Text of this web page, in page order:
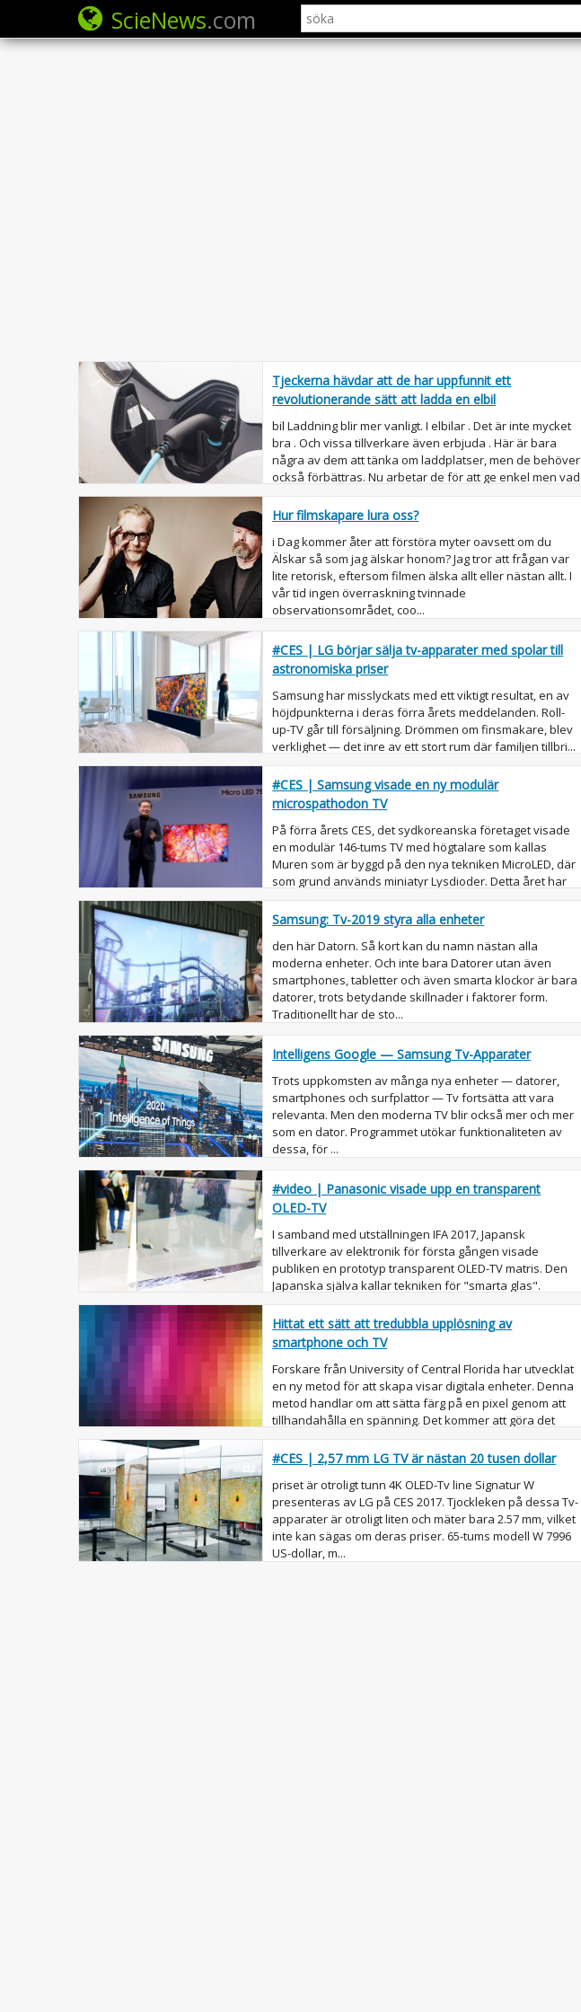
ScieNews.com
Tjeckerna hävdar att de har uppfunnit ett
revolutionerande sätt att ladda en elbil
bil Laddning blir mer vanligt. I elbilar . Det är inte mycket
bra . Och vissa tillverkare även erbjuda . Här är bara
några av dem att tänka om laddplatser, men de behöver
också förbättras. Nu arbetar de för att ge enkel men vad
hä...
Hur filmskapare lura oss?
i Dag kommer åter att förstöra myter oavsett om du
Älskar så som jag älskar honom? Jag tror att frågan var
lite retorisk, eftersom filmen älska allt eller nästan allt. I
vår tid ingen överraskning tvinnade
observationsområdet, coo...
#CES | LG börjar sälja tv-apparater med spolar till
astronomiska priser
Samsung har misslyckats med ett viktigt resultat, en av
höjdpunkterna i deras förra årets meddelanden. Roll-
up-TV går till försäljning. Drömmen om finsmakare, blev
verklighet — det inre av ett stort rum där familjen tillbri...
#CES | Samsung visade en ny modulär
microspathodon TV
På förra årets CES, det sydkoreanska företaget visade
en modulär 146-tums TV med högtalare som kallas
Muren som är byggd på den nya tekniken MicroLED, där
som grund används miniatyr Lysdioder. Detta året har
bolaget fört två nya m...
Samsung: Tv-2019 styra alla enheter
den här Datorn. Så kort kan du namn nästan alla
moderna enheter. Och inte bara Datorer utan även
smartphones, tabletter och även smarta klockor är bara
datorer, trots betydande skillnader i faktorer form.
Traditionellt har de sto...
Intelligens Google — Samsung Tv-Apparater
Trots uppkomsten av många nya enheter — datorer,
smartphones och surfplattor — Tv fortsätta att vara
relevanta. Men den moderna TV blir också mer och mer
som en dator. Programmet utökar funktionaliteten av
dessa, för ...
#video | Panasonic visade upp en transparent
OLED-TV
I samband med utställningen IFA 2017, Japansk
tillverkare av elektronik för första gången visade
publiken en prototyp transparent OLED-TV matris. Den
Japanska själva kallar tekniken för "smarta glas".
Samtidigt är det svårt att fö...
Hittat ett sätt att tredubbla upplösning av
smartphone och TV
Forskare från University of Central Florida har utvecklat
en ny metod för att skapa visar digitala enheter. Denna
metod handlar om att sätta färg på en pixel genom att
tillhandahålla en spänning. Det kommer att göra det
möjligt at...
#CES | 2,57 mm LG TV är nästan 20 tusen dollar
priset är otroligt tunn 4K OLED-Tv line Signatur W
presenteras av LG på CES 2017. Tjockleken på dessa Tv-
apparater är otroligt liten och mäter bara 2.57 mm, vilket
inte kan sägas om deras priser. 65-tums modell W 7996
US-dollar, m...